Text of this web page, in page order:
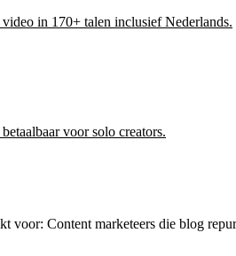
in 170+ talen inclusief Nederlands.
voor solo creators.
voor: Content marketeers die blog